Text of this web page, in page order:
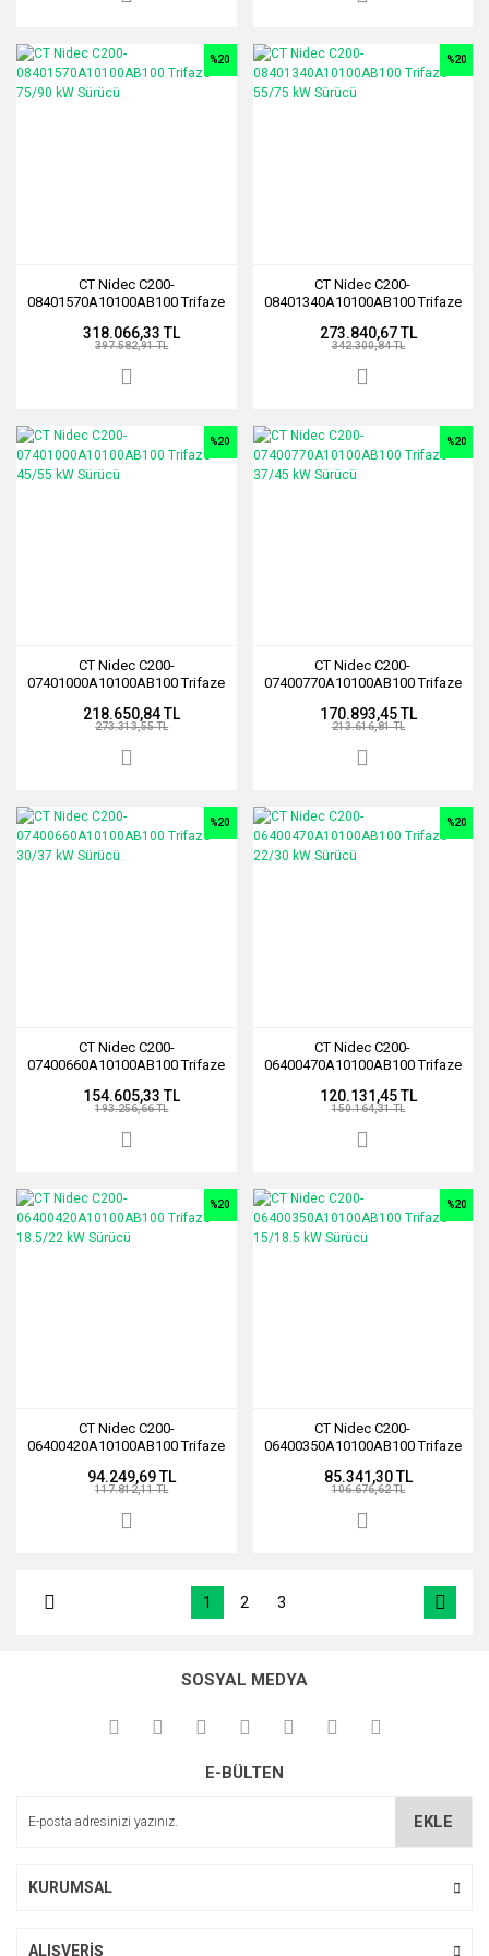
CT Nidec C200-
08401570A10100AB100 Trifaze
%20
318.066,33 TL
397.582,91 TL
CT Nidec C200-
08401340A10100AB100 Trifaze
%20
273.840,67 TL
342.300,84 TL
CT Nidec C200-
07401000A10100AB100 Trifaze
%20
218.650,84 TL
273.313,55 TL
CT Nidec C200-
07400770A10100AB100 Trifaze
%20
170.893,45 TL
213.616,81 TL
CT Nidec C200-
07400660A10100AB100 Trifaze
%20
154.605,33 TL
193.256,66 TL
CT Nidec C200-
06400470A10100AB100 Trifaze
%20
120.131,45 TL
150.164,31 TL
CT Nidec C200-
06400420A10100AB100 Trifaze
%20
94.249,69 TL
117.812,11 TL
CT Nidec C200-
06400350A10100AB100 Trifaze
%20
85.341,30 TL
106.676,62 TL
1 2 3
SOSYAL MEDYA
E-BÜLTEN
EKLE
KURUMSAL
ALIŞVERİŞ